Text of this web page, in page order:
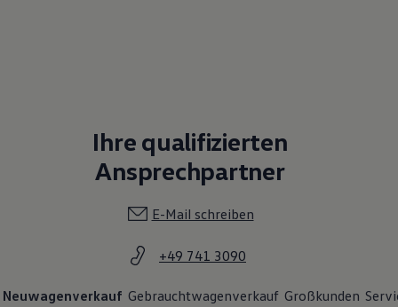
Ihre qualifizierten
Ansprechpartner
E-Mail schreiben
+49 741 3090
Neuwagenverkauf Gebrauchtwagenverkauf Großkunden